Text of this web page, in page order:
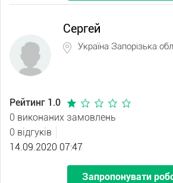
Сергей
Україна Запорізька
Рейтинг 1.0
0 виконаних замовлень
0 відгуків
14.09.2020 07:47
Запропонувати